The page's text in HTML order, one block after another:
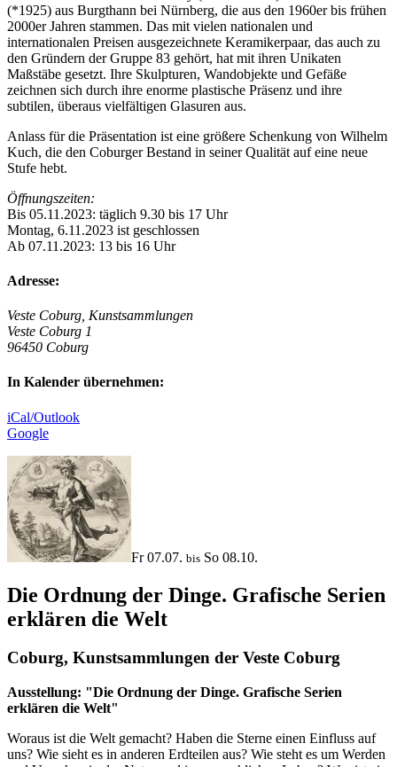
(*1925) aus Burgthann bei Nürnberg, die aus den 1960er bis frühen
2000er Jahren stammen. Das mit vielen nationalen und
internationalen Preisen ausgezeichnete Keramikerpaar, das auch zu
den Gründern der Gruppe 83 gehört, hat mit ihren Unikaten
Maßstäbe gesetzt. Ihre Skulpturen, Wandobjekte und Gefäße
zeichnen sich durch ihre enorme plastische Präsenz und ihre
subtilen, überaus vielfältigen Glasuren aus.
Anlass für die Präsentation ist eine größere Schenkung von Wilhelm
Kuch, die den Coburger Bestand in seiner Qualität auf eine neue
Stufe hebt.
Öffnungszeiten:
Bis 05.11.2023: täglich 9.30 bis 17 Uhr
Montag, 6.11.2023 ist geschlossen
Ab 07.11.2023: 13 bis 16 Uhr
Adresse:
Veste Coburg, Kunstsammlungen
Veste Coburg 1
96450 Coburg
In Kalender übernehmen:
iCal/Outlook
Google
Fr 07.07. bis So 08.10.
Die Ordnung der Dinge. Grafische Serien
erklären die Welt
Coburg, Kunstsammlungen der Veste Coburg
Ausstellung: "Die Ordnung der Dinge. Grafische Serien
erklären die Welt"
Woraus ist die Welt gemacht? Haben die Sterne einen Einfluss auf
uns? Wie sieht es in anderen Erdteilen aus? Wie steht es um Werden